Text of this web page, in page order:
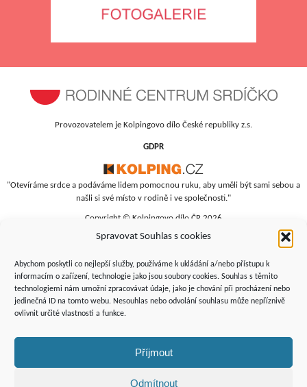
Spravovat Souhlas s cookies
Abychom poskytli co nejlepší služby, používáme k ukládání a/nebo přístupu k
informacím o zařízení, technologie jako jsou soubory cookies. Souhlas s těmito
technologiemi nám umožní zpracovávat údaje, jako je chování při procházení nebo
jedinečná ID na tomto webu. Nesouhlas nebo odvolání souhlasu může nepříznivě
ovlivnit určité vlastnosti a funkce.
Příjmout
Odmítnout
Provozovatelem je Kolpingovo dílo České republiky z.s.
GDPR
"Otevíráme srdce a podáváme lidem pomocnou ruku, aby uměli být sami sebou a
našli si své místo v rodině i ve společnosti."
Copyright © Kolpingovo dílo ČR 2026
Studentská 4
budova polikliniky, 4. patro
Žďár nad Sázavou, 591 01
+420 566 690 135
srdicko@kolping.cz